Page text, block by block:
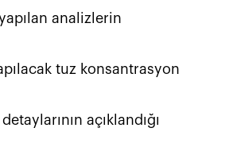
analizlerin
tuz konsantrasyon
açıklandığı